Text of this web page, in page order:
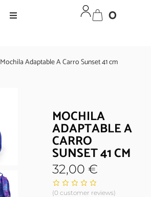
0
Mochila Adaptable A Carro Sunset 41 cm
MOCHILA
ADAPTABLE A
CARRO
SUNSET 41 CM
32,00€
(0 customer reviews)